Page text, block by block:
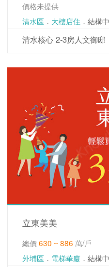
價格未提供
清水區 ． 大樓店住 ．結構中
清水核心 2-3房人文御邸
立東美美
總價630 ~ 886 萬/戶
外埔區 ． 電梯華廈 ．結構中